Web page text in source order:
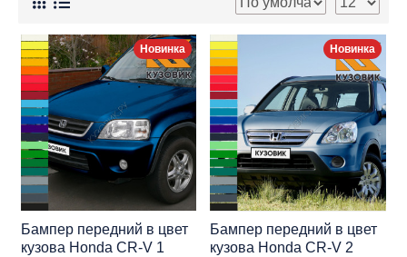
Новинка
Бампер передний в цвет
кузова Honda CR-V 1
Новинка
Бампер передний в цвет
кузова Honda CR-V 2